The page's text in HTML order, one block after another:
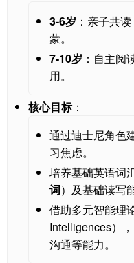
3-6岁 ：亲子共
蒙。
7-10岁 ：自主阅
用。
核心目标：
通过迪士尼角色
习焦虑。
培养基础英语词
词）及基础读写
借助多元智能理
Intelligences）
沟通等能力。